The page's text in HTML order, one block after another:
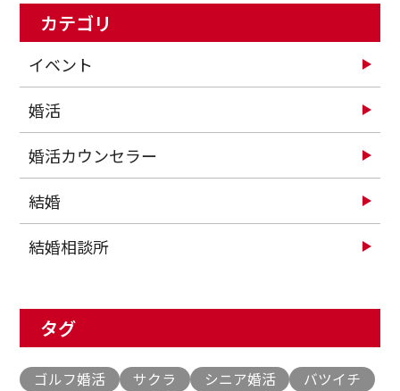
カテゴリ
イベント
婚活
婚活カウンセラー
結婚
結婚相談所
タグ
ゴルフ婚活 サクラ シニア婚活
バツイチ